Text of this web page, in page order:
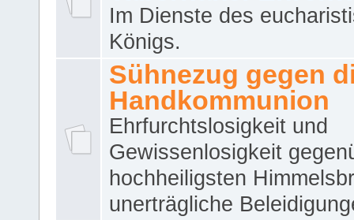
Im Dienste des
Königs.
Sühnezug gegen
Handkommunion
Ehrfurchtslosigkeit und
Gewissenlosigkeit
hochheiligsten
unerträgliche